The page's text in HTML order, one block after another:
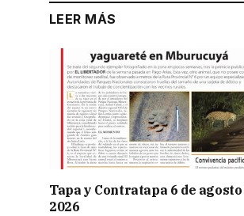
LEER MÁS
Tapa y Contratapa 6 de agosto
2026